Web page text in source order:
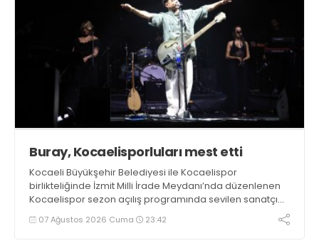
Buray, Kocaelisporluları mest etti
Kocaeli Büyükşehir Belediyesi ile Kocaelispor
birlikteliğinde İzmit Milli İrade Meydanı’nda düzenlenen
Kocaelispor sezon açılış programında sevilen sanatçı
Buray, verdiği konserle meydanı inletti.
07 Ağustos 2026 Cuma 23:42